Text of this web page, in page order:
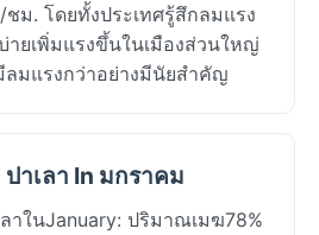
ม. โดยทั้งประเทศรู้สึกลมแรง
ยเพิ่มแรงขึ้นในเมืองส่วนใหญ่
มแรงกว่าอย่างมีนัยสำคัญ
าเลา In มกราคม
าในJanuary: ปริมาณเมฆ78%